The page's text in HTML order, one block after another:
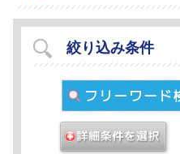
絞り込み条件